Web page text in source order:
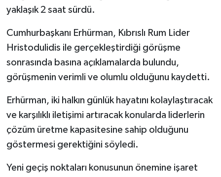
yaklaşık 2 saat sürdü.
Cumhurbaşkanı Erhürman, Kıbrıslı Rum Lider
Hristodulidis ile gerçekleştirdiği görüşme
sonrasında basına açıklamalarda bulundu,
görüşmenin verimli ve olumlu olduğunu kaydetti.
Erhürman, iki halkın günlük hayatını kolaylaştıracak
ve karşılıklı iletişimi artıracak konularda liderlerin
çözüm üretme kapasitesine sahip olduğunu
göstermesi gerektiğini söyledi.
Yeni geçiş noktaları konusunun önemine işaret